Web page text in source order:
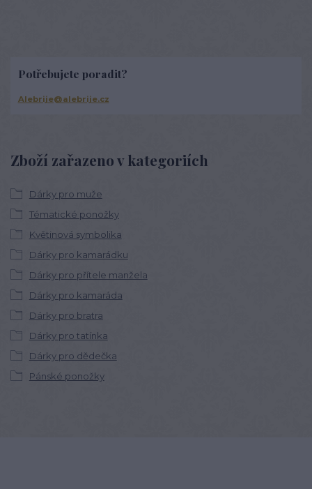
Zboží zařazeno v kategoriích
Dárky pro muže
Tématické ponožky
Květinová symbolika
Dárky pro kamarádku
Dárky pro přítele manžela
Dárky pro kamaráda
Dárky pro bratra
Dárky pro tatínka
Dárky pro dědečka
Pánské ponožky
Potřebujete poradit?
Alebrije@alebrije.cz